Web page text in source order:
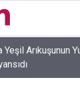
Akın Gürlek’ten
Ekim ayında